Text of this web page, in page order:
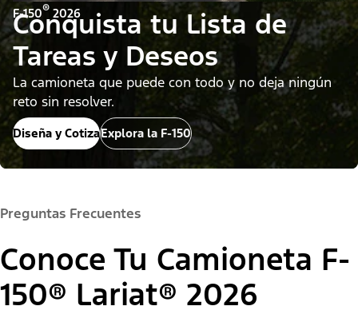
F-150® 2026
Conquista tu Lista de
Tareas y Deseos
​​​​​​​La camioneta que puede con todo y no deja ningún
reto sin resolver.
Diseña y CotizaExplora la F-150
Preguntas Frecuentes
Conoce Tu Camioneta F-
150® Lariat® 2026